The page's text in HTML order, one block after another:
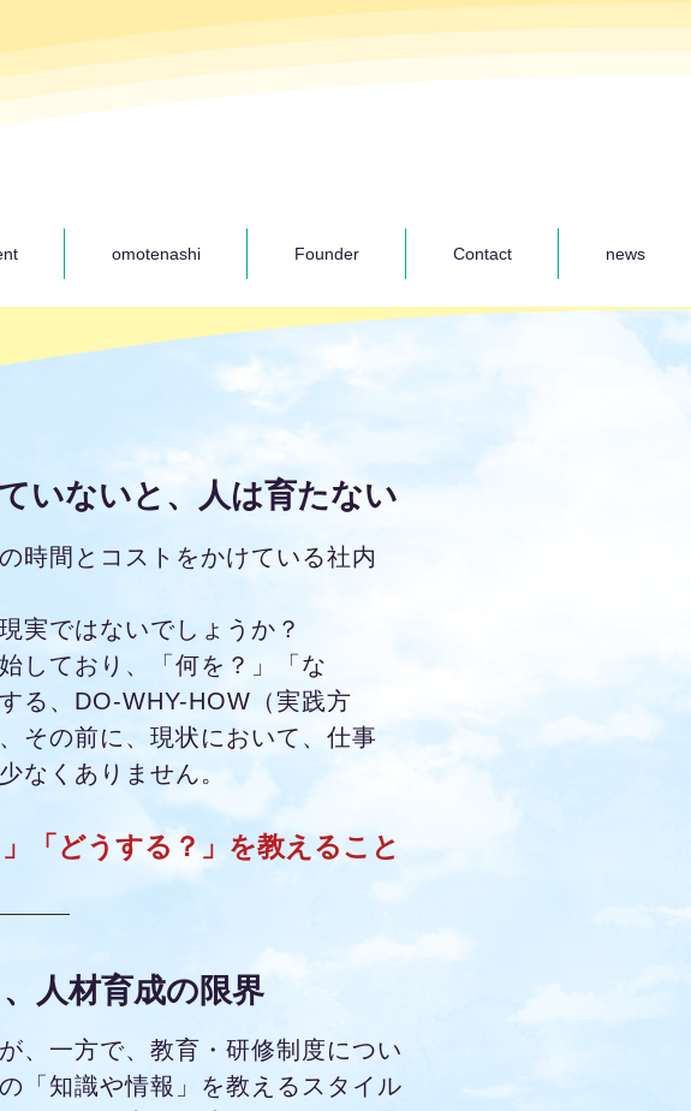
omotenashi Founder Contact news
いないと、人は育たない
時間とコストをかけている社内
実ではないでしょうか？
しており、「何を？」「な
る、DO-WHY-HOW（実践方
その前に、現状において、仕事
なくありません。
「どうする？」を教えること
人材育成の限界
、一方で、教育・研修制度につい
「知識や情報」を教えるスタイル